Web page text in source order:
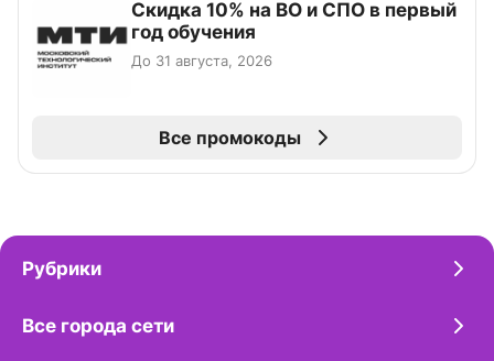
Скидка 10% на ВО и СПО в первый
год обучения
До 31 августа, 2026
Все промокоды
Рубрики
Все города сети